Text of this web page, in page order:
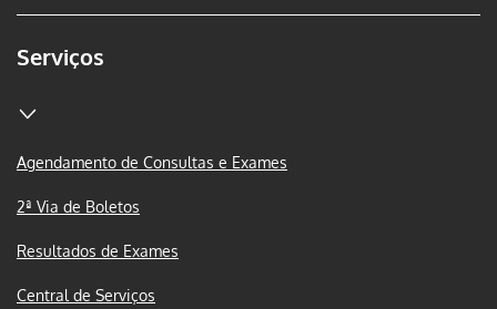
Serviços
Agendamento de Consultas e Exames
2ª Via de Boletos
Resultados de Exames
Central de Serviços